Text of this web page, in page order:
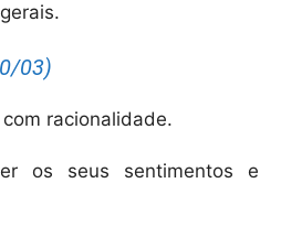
03)
racionalidade.
os seus sentimentos e